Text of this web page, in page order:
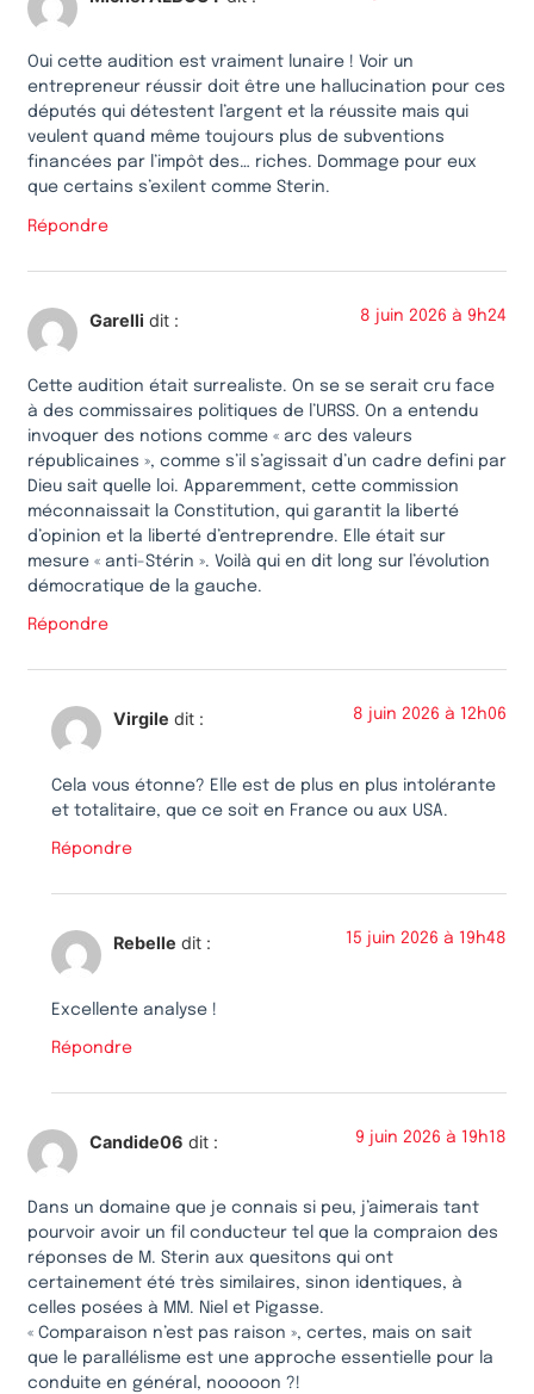
Oui cette audition est vraiment lunaire ! Voir un
entrepreneur réussir doit être une hallucination pour ces
députés qui détestent l’argent et la réussite mais qui
veulent quand même toujours plus de subventions
financées par l’impôt des… riches. Dommage pour eux
que certains s’exilent comme Sterin.
Répondre
Garelli dit : 8 juin 2026 à 9h24
Cette audition était surrealiste. On se se serait cru face
à des commissaires politiques de l’URSS. On a entendu
invoquer des notions comme « arc des valeurs
républicaines », comme s’il s’agissait d’un cadre defini par
Dieu sait quelle loi. Apparemment, cette commission
méconnaissait la Constitution, qui garantit la liberté
d’opinion et la liberté d’entreprendre. Elle était sur
mesure « anti-Stérin ». Voilà qui en dit long sur l’évolution
démocratique de la gauche.
Répondre
Virgile dit : 8 juin 2026 à 12h06
Cela vous étonne? Elle est de plus en plus intolérante
et totalitaire, que ce soit en France ou aux USA.
Répondre
Rebelle dit : 15 juin 2026 à 19h48
Excellente analyse !
Répondre
Candide06 dit : 9 juin 2026 à 19h18
Dans un domaine que je connais si peu, j’aimerais tant
pourvoir avoir un fil conducteur tel que la compraion des
réponses de M. Sterin aux quesitons qui ont
certainement été très similaires, sinon identiques, à
celles posées à MM. Niel et Pigasse.
« Comparaison n’est pas raison », certes, mais on sait
que le parallélisme est une approche essentielle pour la
conduite en général, nooooon ?!